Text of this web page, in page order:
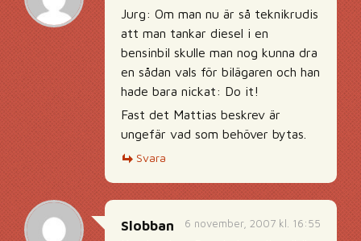
Jurg: Om man nu är så teknikrudis
att man tankar diesel i en
bensinbil skulle man nog kunna dra
en sådan vals för bilägaren och han
hade bara nickat: Do it!
Fast det Mattias beskrev är
ungefär vad som behöver bytas.
Svara
6 november, 2007 kl. 16:55
Slobban